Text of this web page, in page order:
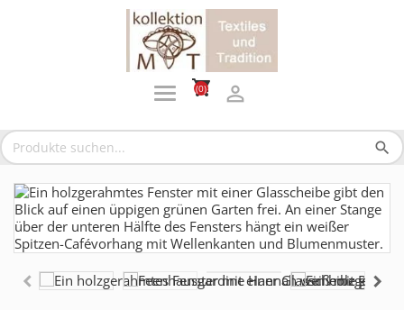
shopping_cart
(0) 
search